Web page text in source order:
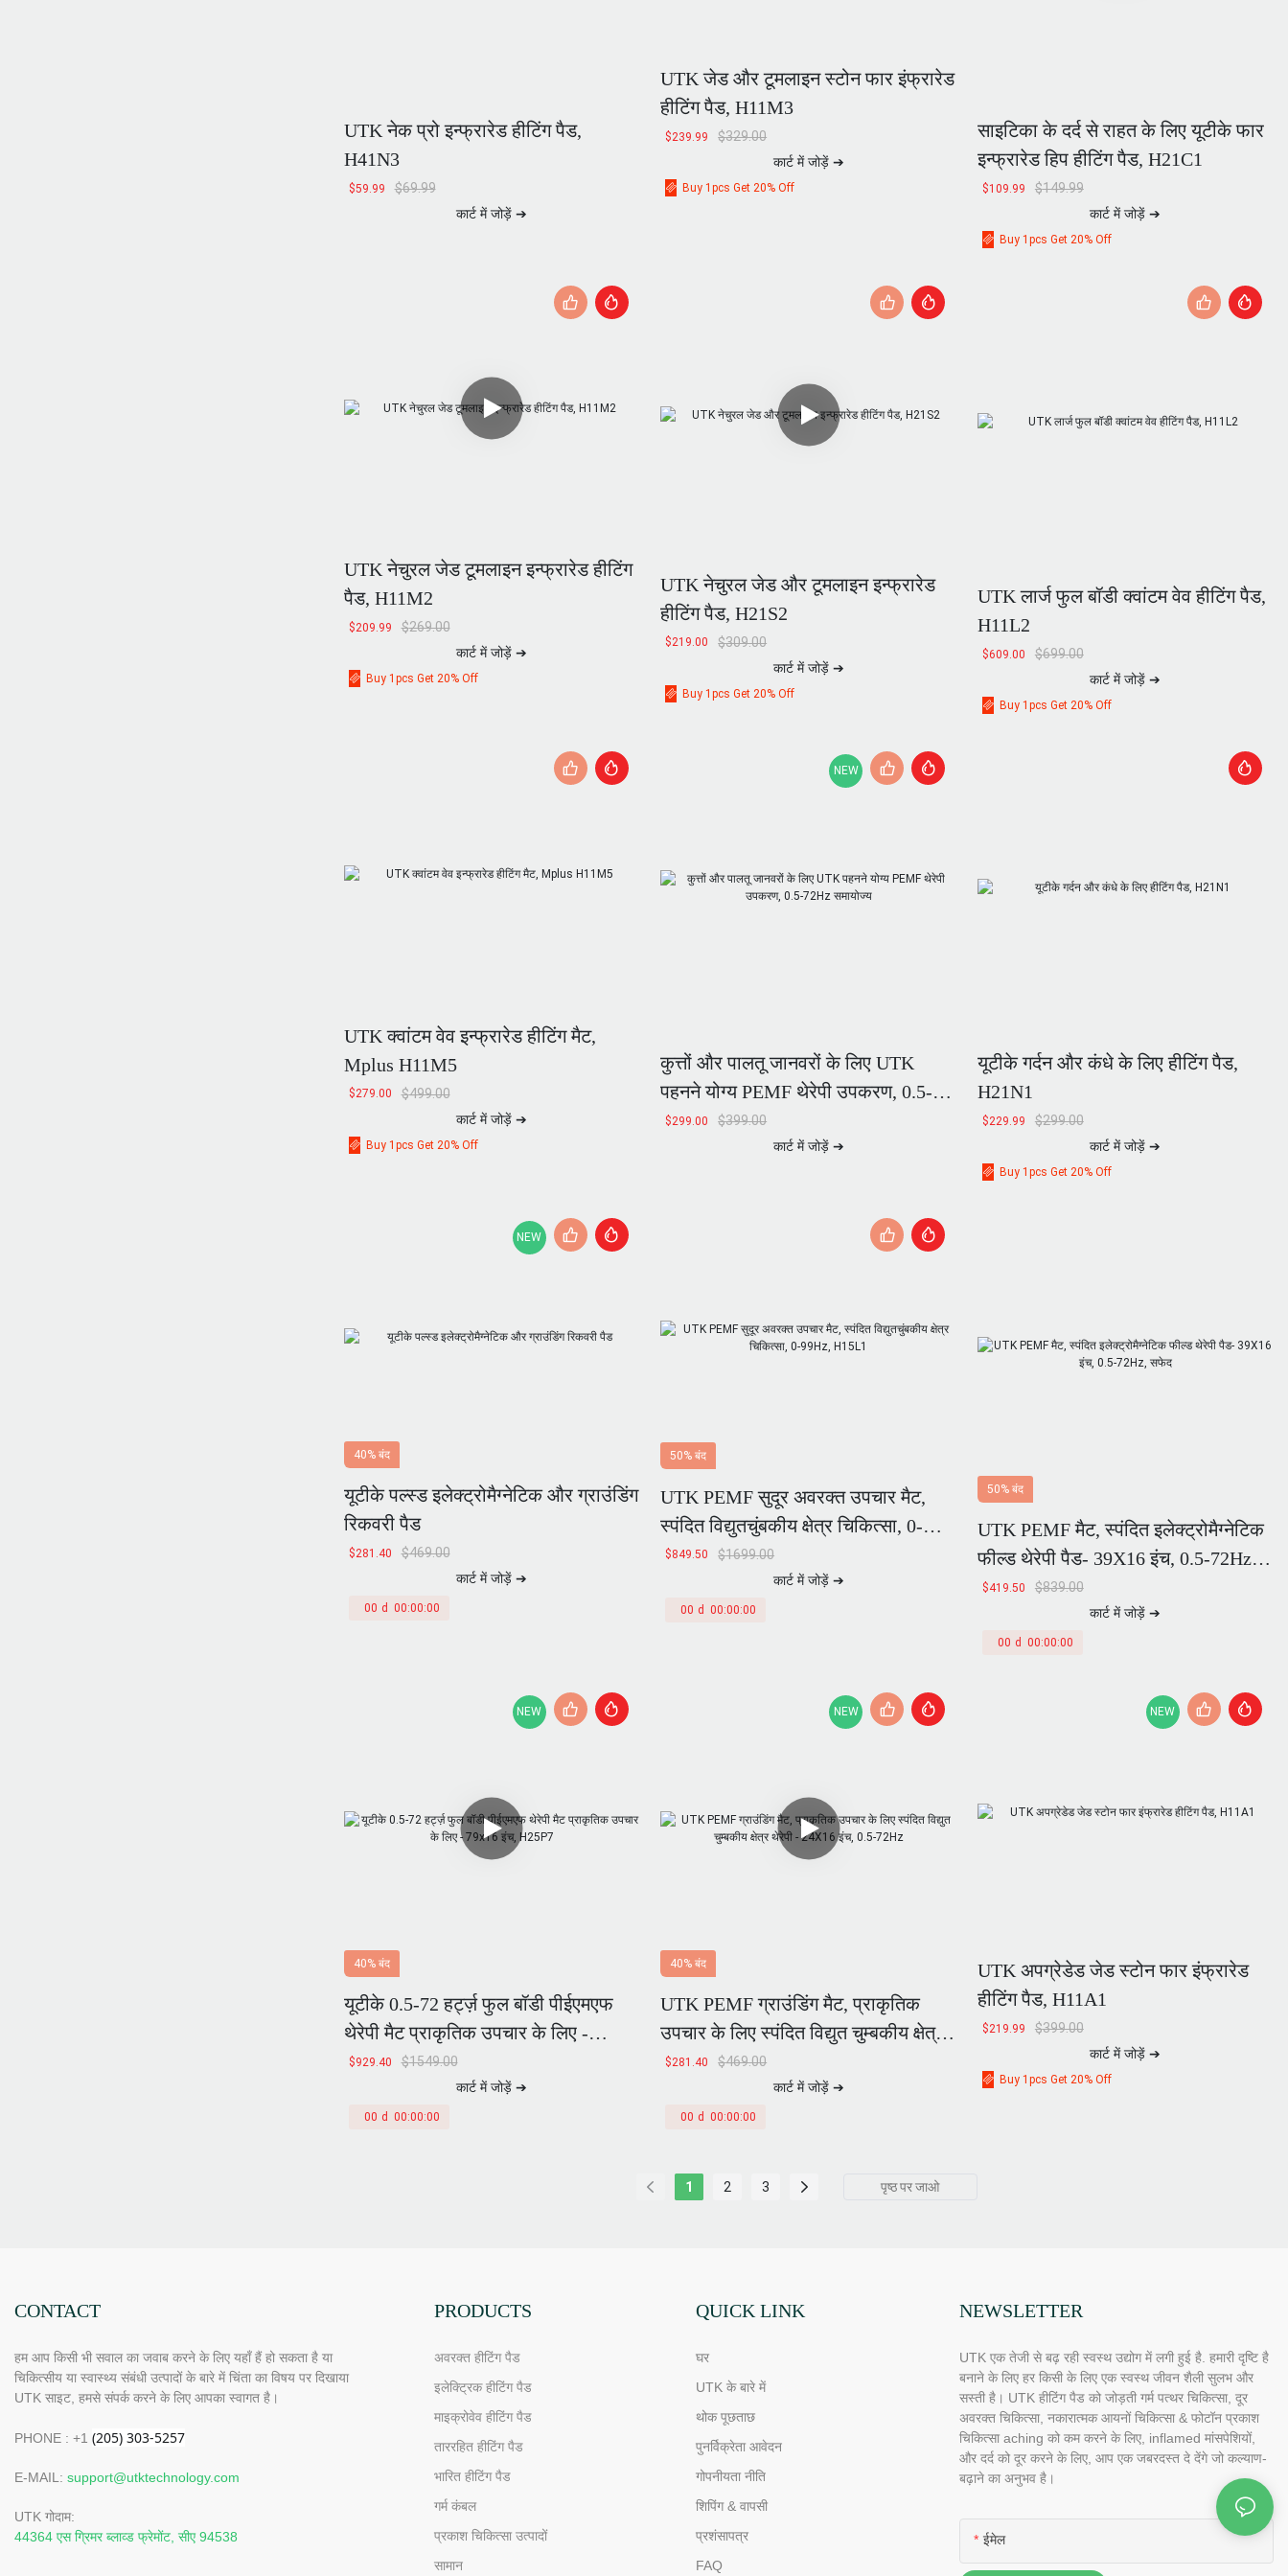
UTK नेक प्रो इन्फ्रारेड हीटिंग पैड,
H41N3
$59.99 $69.99
कार्ट में जोड़ें ➔
UTK जेड और टूमलाइन स्टोन फार इंफ्रारेड
हीटिंग पैड, H11M3
Buy 1pcs Get 20% Off
$239.99 $329.00
कार्ट में जोड़ें ➔
साइटिका के दर्द से राहत के लिए यूटीके फार
इन्फ्रारेड हिप हीटिंग पैड, H21C1
Buy 1pcs Get 20% Off
$109.99 $149.99
कार्ट में जोड़ें ➔
UTK नेचुरल जेड टूमलाइन इन्फ्रारेड हीटिंग
पैड, H11M2
Buy 1pcs Get 20% Off
$209.99 $269.00
कार्ट में जोड़ें ➔
UTK नेचुरल जेड और टूमलाइन इन्फ्रारेड
हीटिंग पैड, H21S2
Buy 1pcs Get 20% Off
$219.00 $309.00
कार्ट में जोड़ें ➔
UTK लार्ज फुल बॉडी क्वांटम वेव हीटिंग पैड,
H11L2
Buy 1pcs Get 20% Off
$609.00 $699.00
कार्ट में जोड़ें ➔
UTK क्वांटम वेव इन्फ्रारेड हीटिंग मैट,
Mplus H11M5
Buy 1pcs Get 20% Off
$279.00 $499.00
कार्ट में जोड़ें ➔
NEW
कुत्तों और पालतू जानवरों के लिए UTK
पहनने योग्य PEMF थेरेपी उपकरण, 0.5-
72Hz समायोज्य
$299.00 $399.00
कार्ट में जोड़ें ➔
यूटीके गर्दन और कंधे के लिए हीटिंग पैड,
H21N1
Buy 1pcs Get 20% Off
$229.99 $299.00
कार्ट में जोड़ें ➔
NEW
40% बंद
यूटीके पल्स्ड इलेक्ट्रोमैग्नेटिक और ग्राउंडिंग
रिकवरी पैड
$281.40 $469.00
00 d 00:00:00
कार्ट में जोड़ें ➔
50% बंद
UTK PEMF सुदूर अवरक्त उपचार मैट,
स्पंदित विद्युतचुंबकीय क्षेत्र चिकित्सा, 0-
99Hz, H15L1
$849.50 $1699.00
00 d 00:00:00
कार्ट में जोड़ें ➔
50% बंद
UTK PEMF मैट, स्पंदित इलेक्ट्रोमैग्नेटिक
फील्ड थेरेपी पैड- 39X16 इंच, 0.5-72Hz,
सफेद
$419.50 $839.00
00 d 00:00:00
कार्ट में जोड़ें ➔
NEW
40% बंद
यूटीके 0.5-72 हर्ट्ज़ फुल बॉडी पीईएमएफ
थेरेपी मैट प्राकृतिक उपचार के लिए -
79x16 इंच, H25P7
$929.40 $1549.00
00 d 00:00:00
कार्ट में जोड़ें ➔
NEW
40% बंद
UTK PEMF ग्राउंडिंग मैट, प्राकृतिक
उपचार के लिए स्पंदित विद्युत चुम्बकीय क्षेत्र
थेरेपी - 24X16 इंच, 0.5-72Hz
$281.40 $469.00
00 d 00:00:00
कार्ट में जोड़ें ➔
NEW
UTK अपग्रेडेड जेड स्टोन फार इंफ्रारेड
हीटिंग पैड, H11A1
Buy 1pcs Get 20% Off
$219.99 $399.00
कार्ट में जोड़ें ➔
1 2 3
CONTACT
हम आप किसी भी सवाल का जवाब करने के लिए यहाँ हैं हो सकता है या
चिकित्सीय या स्वास्थ्य संबंधी उत्पादों के बारे में चिंता का विषय पर दिखाया
UTK साइट, हमसे संपर्क करने के लिए आपका स्वागत है।
PHONE : +1
E-MAIL: support@utktechnology.com
UTK गोदाम:
44364 एस ग्रिमर ब्लाव्ड फ्रेमोंट, सीए 94538
PRODUCTS
अवरक्त हीटिंग पैड
इलेक्ट्रिक हीटिंग पैड
माइक्रोवेव हीटिंग पैड
ताररहित हीटिंग पैड
भारित हीटिंग पैड
गर्म कंबल
प्रकाश चिकित्सा उत्पादों
सामान
QUICK LINK
घर
UTK के बारे में
थोक पूछताछ
पुनर्विक्रेता आवेदन
गोपनीयता नीति
शिपिंग & वापसी
प्रशंसापत्र
FAQ
NEWSLETTER
UTK एक तेजी से बढ़ रही स्वस्थ उद्योग में लगी हुई है. हमारी दृष्टि है
बनाने के लिए हर किसी के लिए एक स्वस्थ जीवन शैली सुलभ और
सस्ती है। UTK हीटिंग पैड को जोड़ती गर्म पत्थर चिकित्सा, दूर
अवरक्त चिकित्सा, नकारात्मक आयनों चिकित्सा & फोटॉन प्रकाश
चिकित्सा aching को कम करने के लिए, inflamed मांसपेशियों,
और दर्द को दूर करने के लिए, आप एक जबरदस्त दे देंगे जो कल्याण-
बढ़ाने का अनुभव है।
ईमेल